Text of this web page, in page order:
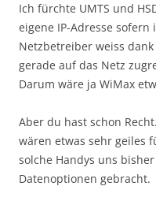
Ich fürchte UMTS und
eigene IP-Adresse sofern
Netzbetreiber weiss
gerade auf das Netz
Darum wäre ja WiMax
Aber du hast schon
wären etwas sehr geiles
solche Handys uns
Datenoptionen gebracht.